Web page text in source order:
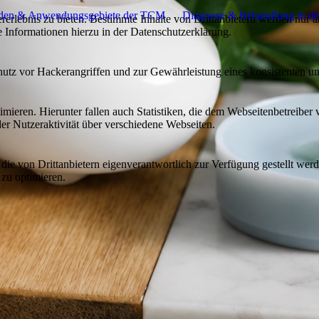
& Anwendungsgebiete der TCM Diagnose & Behandlung in
zu bieten. Bestimmte Inhalte von Drittanbietern werden nur
hierzu in der Datenschutzerklärung.
vor Hackerangriffen und zur Gewährleistung eines konsistenten
Hierunter fallen auch Statistiken, die dem
Nutzeraktivität über verschiedene Webseiten.
von Drittanbietern eigenverantwortlich zur Verfügung gestellt
optimieren.